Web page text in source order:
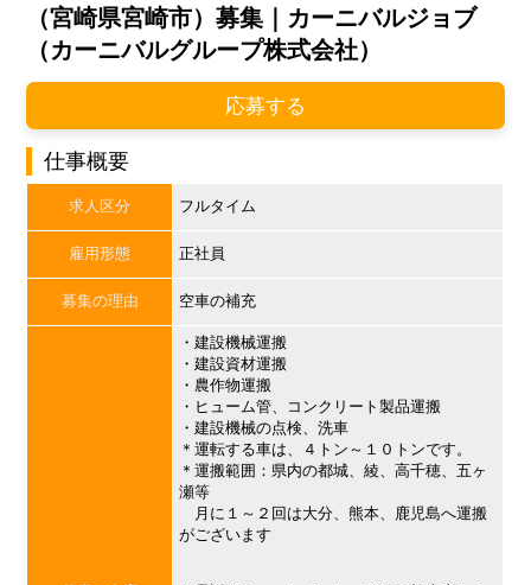
（宮崎県宮崎市）募集｜カーニバルジョブ
（カーニバルグループ株式会社）
応募する
仕事概要
求人区分 フルタイム
雇用形態 正社員
募集の理由 空車の補充
・建設機械運搬
・建設資材運搬
・農作物運搬
・ヒューム管、コンクリート製品運搬
・建設機械の点検、洗車
＊運転する車は、４トン～１０トンです。
＊運搬範囲：県内の都城、綾、高千穂、五ヶ
瀬等
月に１～２回は大分、熊本、鹿児島へ運搬
がございます